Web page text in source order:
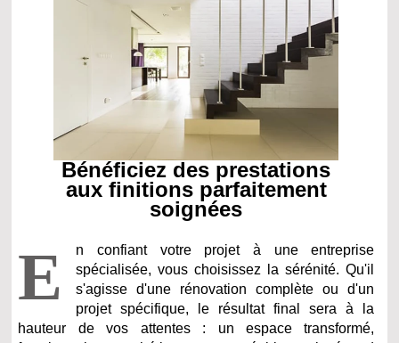
Bénéficiez des prestations
aux finitions parfaitement
soignées
E
n confiant votre projet à une entreprise
spécialisée, vous choisissez la sérénité. Qu'il
s'agisse d'une rénovation complète ou d'un
projet spécifique, le résultat final sera à la
hauteur de vos attentes : un espace transformé,